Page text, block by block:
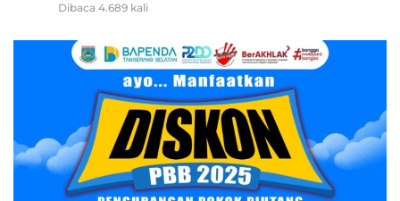
Dibaca 4.689 kali